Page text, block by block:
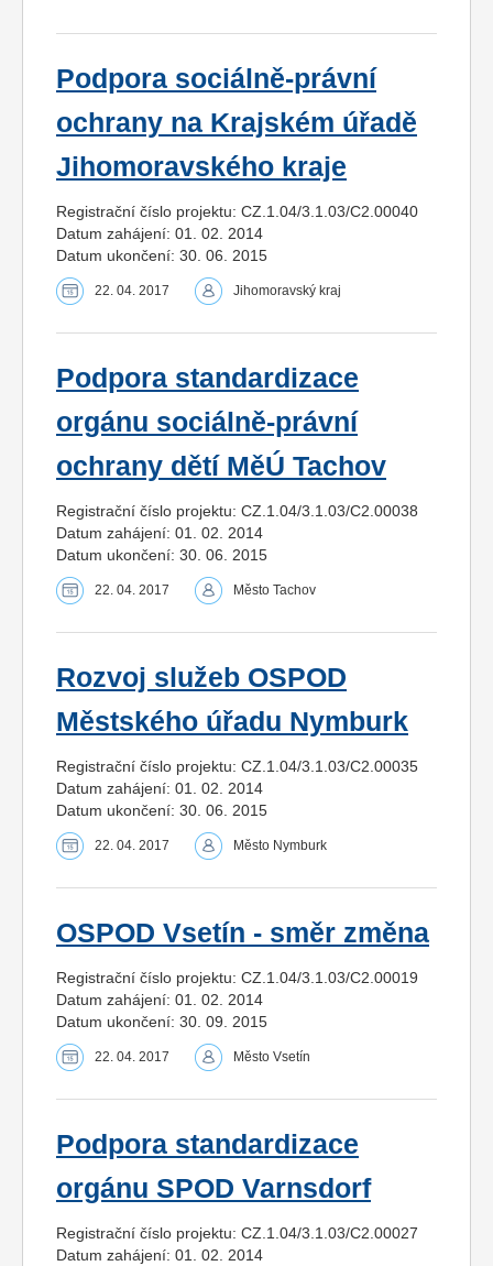
Podpora sociálně-právní
ochrany na Krajském úřadě
Jihomoravského kraje
Registrační číslo projektu: CZ.1.04/3.1.03/C2.00040
Datum zahájení: 01. 02. 2014
Datum ukončení: 30. 06. 2015
22. 04. 2017 Jihomoravský kraj
Podpora standardizace
orgánu sociálně-právní
ochrany dětí MěÚ Tachov
Registrační číslo projektu: CZ.1.04/3.1.03/C2.00038
Datum zahájení: 01. 02. 2014
Datum ukončení: 30. 06. 2015
22. 04. 2017 Město Tachov
Rozvoj služeb OSPOD
Městského úřadu Nymburk
Registrační číslo projektu: CZ.1.04/3.1.03/C2.00035
Datum zahájení: 01. 02. 2014
Datum ukončení: 30. 06. 2015
22. 04. 2017 Město Nymburk
OSPOD Vsetín - směr změna
Registrační číslo projektu: CZ.1.04/3.1.03/C2.00019
Datum zahájení: 01. 02. 2014
Datum ukončení: 30. 09. 2015
22. 04. 2017 Město Vsetín
Podpora standardizace
orgánu SPOD Varnsdorf
Registrační číslo projektu: CZ.1.04/3.1.03/C2.00027
Datum zahájení: 01. 02. 2014